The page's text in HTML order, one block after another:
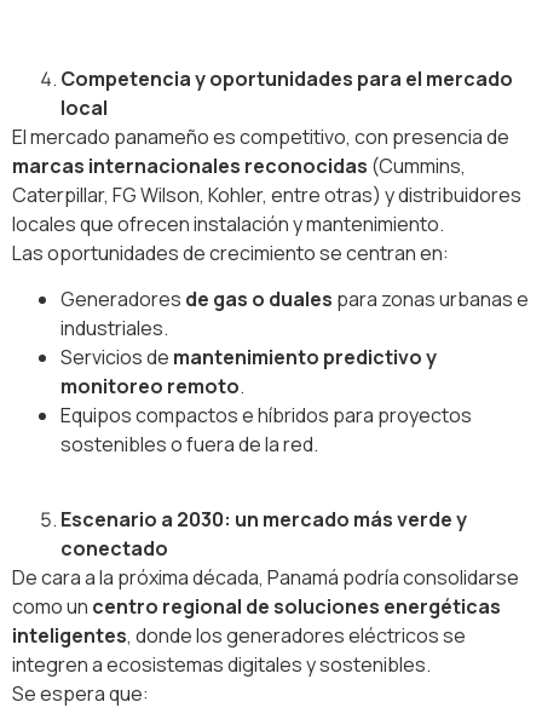
Competencia y oportunidades para el mercado
local
El mercado panameño es competitivo, con presencia de
marcas internacionales reconocidas (Cummins,
Caterpillar, FG Wilson, Kohler, entre otras) y distribuidores
locales que ofrecen instalación y mantenimiento.
Las oportunidades de crecimiento se centran en:
Generadores de gas o duales para zonas urbanas e
industriales.
Servicios de mantenimiento predictivo y
monitoreo remoto.
Equipos compactos e híbridos para proyectos
sostenibles o fuera de la red.
Escenario a 2030: un mercado más verde y
conectado
De cara a la próxima década, Panamá podría consolidarse
como un centro regional de soluciones energéticas
inteligentes, donde los generadores eléctricos se
integren a ecosistemas digitales y sostenibles.
Se espera que: